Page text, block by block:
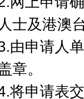
程
审批流程
人士及港澳
由申请人
章。
将申请表